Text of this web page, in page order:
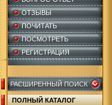
ОТЗЫВЫ
ПОЧИТАТЬ
ПОСМОТРЕТЬ
РЕГИСТРАЦИЯ
РАСШИРЕННЫЙ ПОИСК
ПОЛНЫЙ КАТАЛОГ